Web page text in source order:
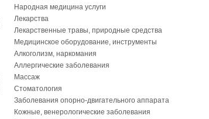
Народная медицина услуги
Лекарства
Лекарственные травы, природные средства
Медицинское оборудование, инструменты
Алкоголизм, наркомания
Аллергические заболевания
Массаж
Стоматология
Заболевания опорно-двигательного аппарата
Кожные, венерологические заболевания